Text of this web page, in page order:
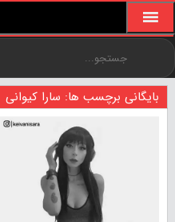
بایگانی برچسب ها: سارا کیوانی